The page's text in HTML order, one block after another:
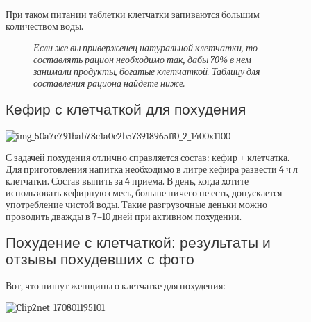
При таком питании таблетки клетчатки запиваются большим
количеством воды.
Если же вы приверженец натуральной клетчатки, то
составлять рацион необходимо так, дабы 70% в нем
занимали продукты, богатые клетчаткой. Таблицу для
составления рациона найдете ниже.
Кефир с клетчаткой для похудения
С задачей похудения отлично справляется состав: кефир + клетчатка.
Для приготовления напитка необходимо в литре кефира развести 4 ч л
клетчатки. Состав выпить за 4 приема. В день, когда хотите
использовать кефирную смесь, больше ничего не есть, допускается
употребление чистой воды. Такие разгрузочные деньки можно
проводить дважды в 7–10 дней при активном похудении.
Похудение с клетчаткой: результаты и
отзывы похудевших с фото
Вот, что пишут женщины о клетчатке для похудения: